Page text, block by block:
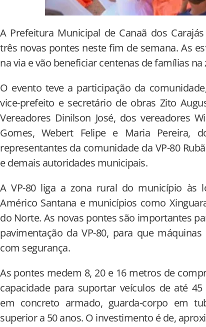
A Prefeitura Municipal de Canaã dos
três novas pontes neste fim de semana. As
na via e vão beneficiar centenas de famílias na
O evento teve a participação da
vice-prefeito e secretário de obras Zito
Vereadores Dinilson José, dos vereadores
Gomes, Webert Felipe e Maria Pereira,
representantes da comunidade da VP-80
e demais autoridades municipais.
A VP-80 liga a zona rural do município às
Américo Santana e municípios como
do Norte. As novas pontes são importantes
pavimentação da VP-80, para que
com segurança.
As pontes medem 8, 20 e 16 metros de
capacidade para suportar veículos de até
em concreto armado, guarda-corpo em
superior a 50 anos. O investimento é de,